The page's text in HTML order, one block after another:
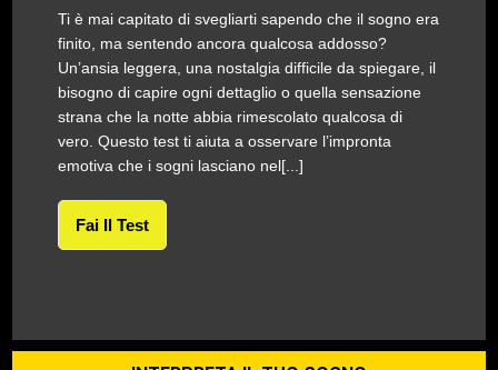
Ti è mai capitato di svegliarti sapendo che il sogno era
finito, ma sentendo ancora qualcosa addosso?
Un’ansia leggera, una nostalgia difficile da spiegare, il
bisogno di capire ogni dettaglio o quella sensazione
strana che la notte abbia rimescolato qualcosa di
vero. Questo test ti aiuta a osservare l’impronta
emotiva che i sogni lasciano nel[...]
Fai Il Test